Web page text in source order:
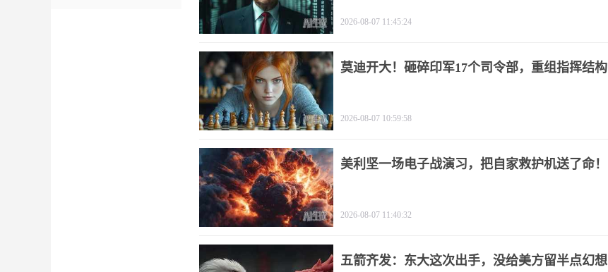
2026-08-07 11:45:24
莫迪开大！砸碎印军17个司令部，重组指挥结构
2026-08-07 10:59:58
美利坚一场电子战演习，把自家救护机送了命！
2026-08-07 11:40:32
五箭齐发：东大这次出手，没给美方留半点幻想